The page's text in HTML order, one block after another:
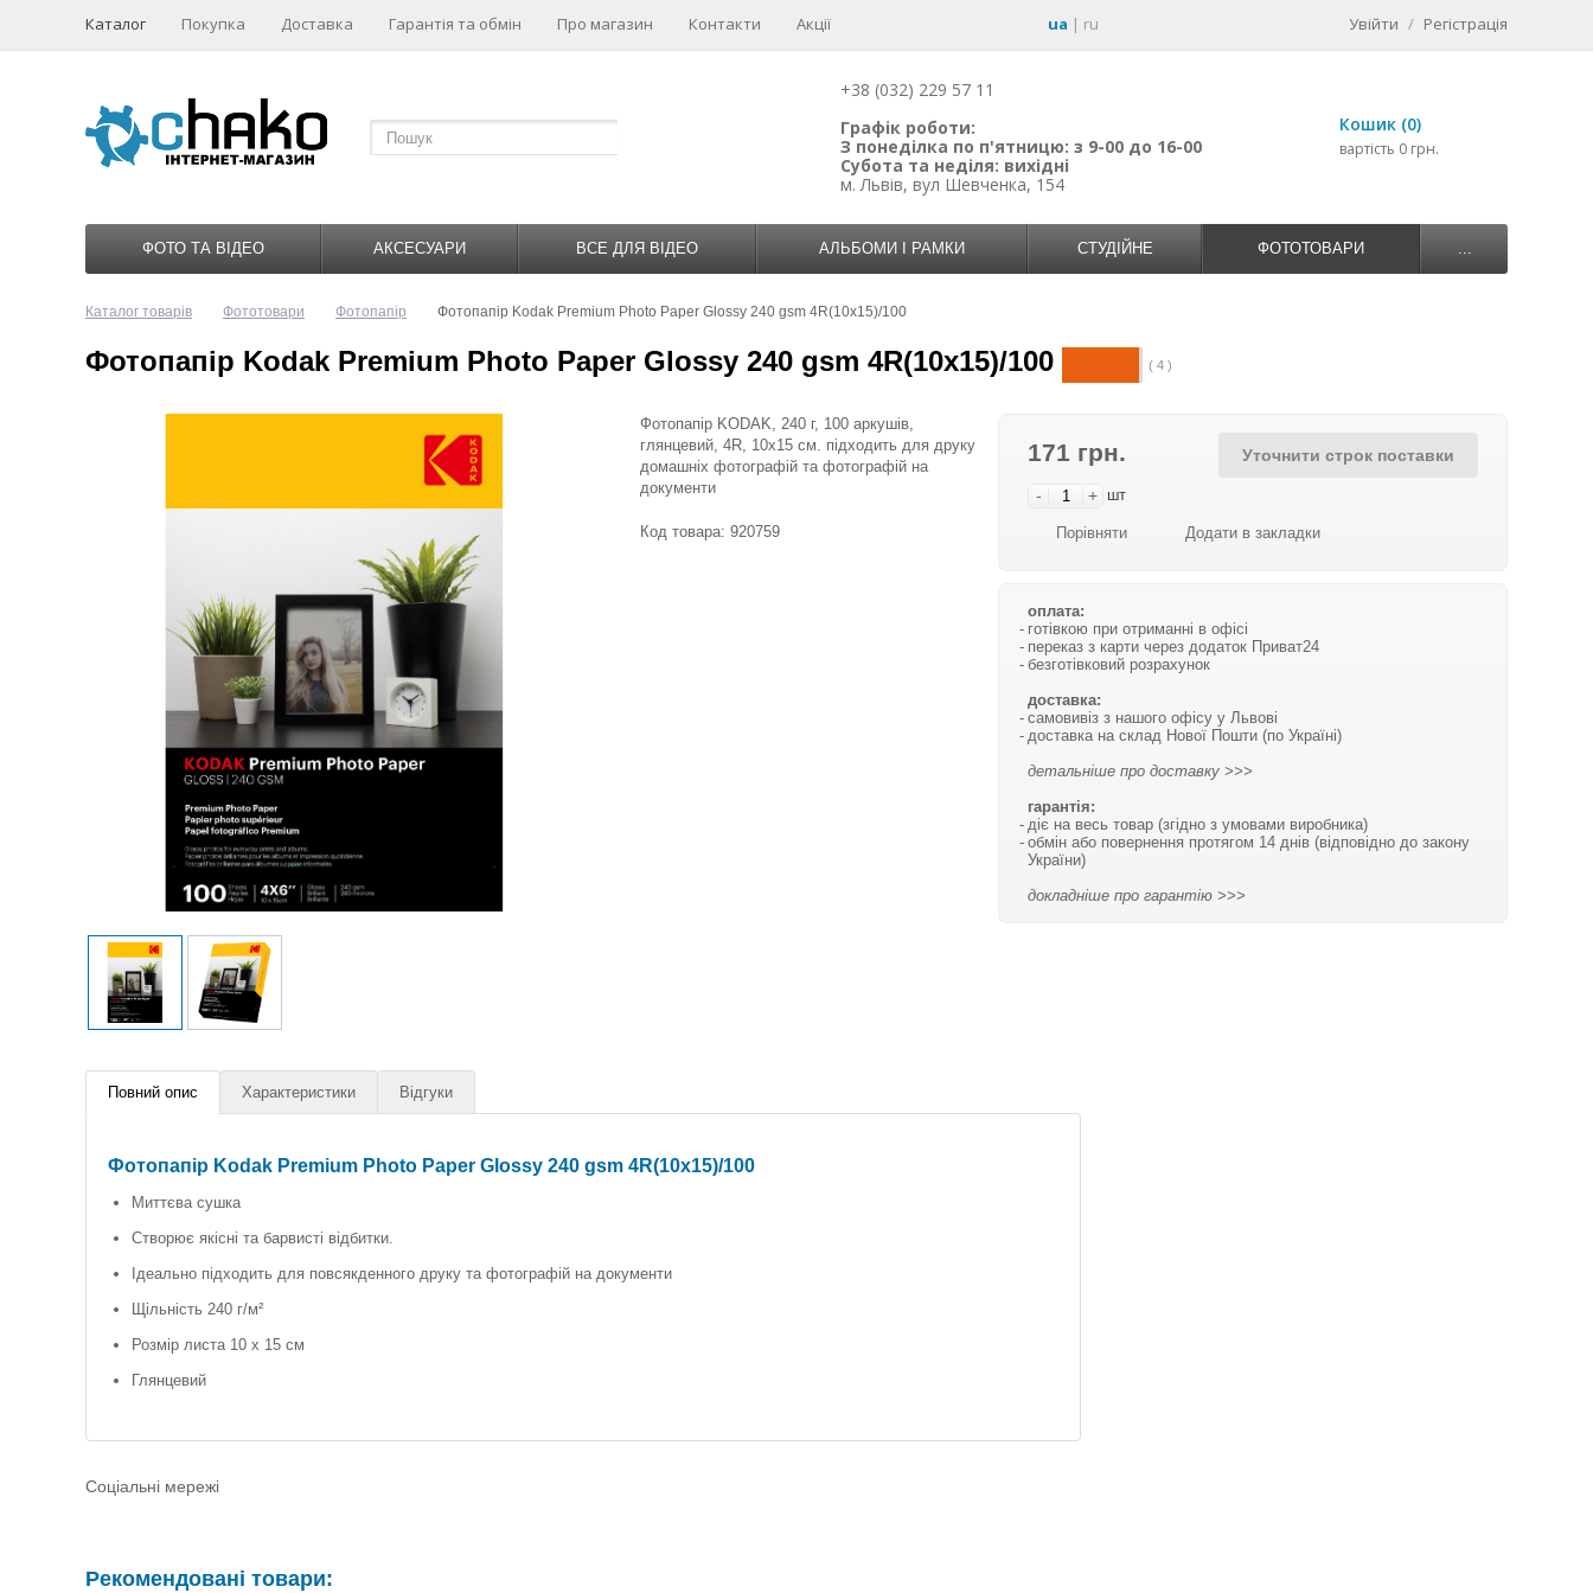
Каталог Покупка Доставка Гарантія та обмін Про магазин Контакти Акції ua | ru Увійти / Регістрація
+38 (032) 229 57 11
Графік роботи:
З понеділка по п'ятницю: з 9-00 до 16-00
Субота та неділя: вихідні
м. Львів, вул Шевченка, 154
Кошик (0)
вартість 0 грн.
ФОТО ТА ВІДЕО АКСЕСУАРИ ВСЕ ДЛЯ ВІДЕО АЛЬБОМИ І РАМКИ СТУДІЙНЕ ФОТОТОВАРИ ...
Каталог товарів Фототовари Фотопапір Фотопапір Kodak Premium Photo Paper Glossy 240 gsm 4R(10x15)/100
Фотопапір Kodak Premium Photo Paper Glossy 240 gsm 4R(10x15)/100 ( 4 )
171 грн.
- + шт
Уточнити строк поставки
Порівняти Додати в закладки
оплата:
готівкою при отриманні в офісі
переказ з карти через додаток Приват24
безготівковий розрахунок
доставка:
самовивіз з нашого офісу у Львові
доставка на склад Нової Пошти (по Україні)
детальніше про доставку >>>
гарантія:
діє на весь товар (згідно з умовами виробника)
обмін або повернення протягом 14 днів (відповідно до закону
України)
докладніше про гарантію >>>
Фотопапір KODAK, 240 г, 100 аркушів,
глянцевий, 4R, 10х15 см. підходить для друку
домашніх фотографій та фотографій на
документи
Код товара: 920759
Повний опис Характеристики Відгуки
Фотопапір Kodak Premium Photo Paper Glossy 240 gsm 4R(10x15)/100
Миттєва сушка
Створює якісні та барвисті відбитки.
Ідеально підходить для повсякденного друку та фотографій на документи
Щільність 240 г/м²
Розмір листа 10 х 15 см
Глянцевий
Соціальні мережі
Рекомендовані товари: